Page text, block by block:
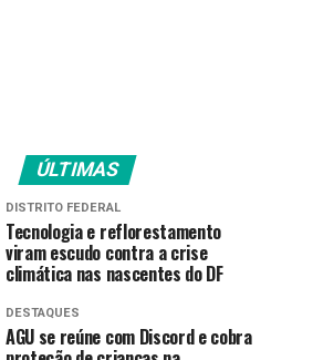
ÚLTIMAS
DISTRITO FEDERAL
Tecnologia e reflorestamento
viram escudo contra a crise
climática nas nascentes do DF
DESTAQUES
AGU se reúne com Discord e cobra